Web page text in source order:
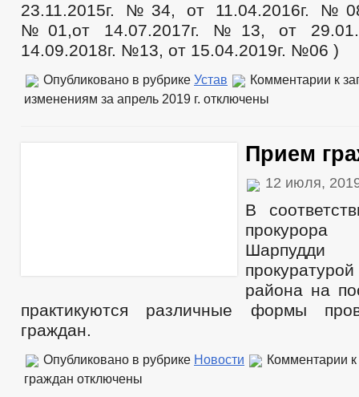
23.11.2015г. №34, от 11.04.2016г.
№01,от 14.07.2017г. №13, от
14.09.2018г. №13, от 15.04.2019г. №06 )
Опубликовано в рубрике Устав Комментарии к
изменениям за апрель 2019 г. отключены
Прием
12 июля,
В
Шарпудди
района на
практикуются различные формы
граждан.
Опубликовано в рубрике Новости Комментарии
граждан отключены